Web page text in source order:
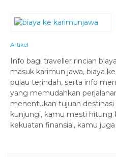
Artikel
Info bagi traveller rincian
masuk karimun jawa, biaya
pulau terindah, serta info
yang memudahkan
menentukan tujuan
kunjungi, kamu mesti hitung
kekuatan finansial, kamu juga